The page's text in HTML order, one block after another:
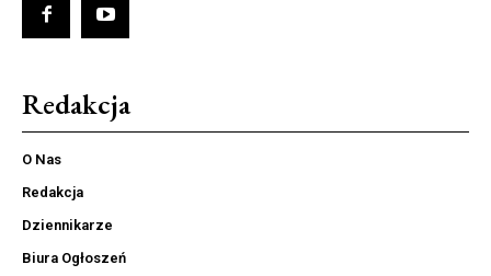
Redakcja
O Nas
Redakcja
Dziennikarze
Biura Ogłoszeń